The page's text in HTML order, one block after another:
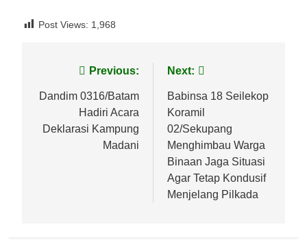
Post Views: 1,968
Navigasi
pos
Previous:
Dandim 0316/Batam
Hadiri Acara
Deklarasi Kampung
Madani
Next:
Babinsa 18 Seilekop
Koramil
02/Sekupang
Menghimbau Warga
Binaan Jaga Situasi
Agar Tetap Kondusif
Menjelang Pilkada